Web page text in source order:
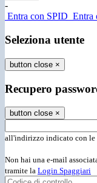
-
Entra con SPID Entra
Seleziona utente
button close ×
Recupero
button close ×
all'indirizzo indicato con le
Non hai una e-mail
tramite la Login Spaggiari